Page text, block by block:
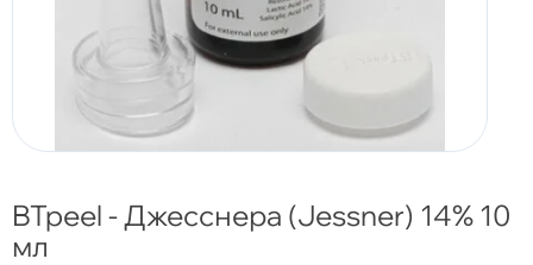
BTpeel - Джесснера (Jessner) 14% 10
мл